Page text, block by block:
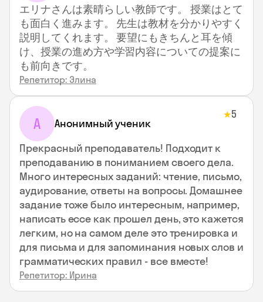
エリナさんは素晴らしい教師です。 授業はとて
も面白く進みます。 先生は教材を分かりやすく
説明してくれます。 要望にもきちんと耳を傾
け、授業の進め方や学習内容についての提案に
も前向きです。
Репетитор: Элина
А Анонимный ученик
★5
Прекрасный преподаватель! Подходит к
преподаванию в пониманием своего дела.
Много интересных заданий: чтение, письмо,
аудирование, ответы на вопросы. Домашнее
задание тоже было интересным, например,
написать ессе как прошел день, это кажется
легким, но на самом деле это тренировка и
для письма и для запоминания новых слов и
грамматических правил - все вместе!
Репетитор: Ирина